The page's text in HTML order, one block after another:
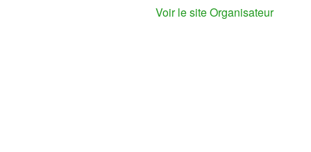
Voir le site Organisateur